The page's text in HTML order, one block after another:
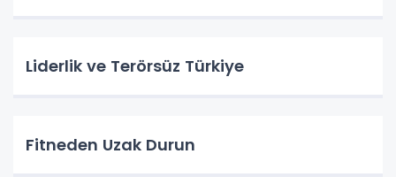
Liderlik ve Terörsüz Türkiye
Fitneden Uzak Durun